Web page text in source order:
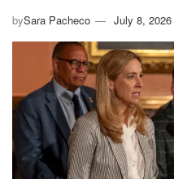
bySara Pacheco July 8, 2026